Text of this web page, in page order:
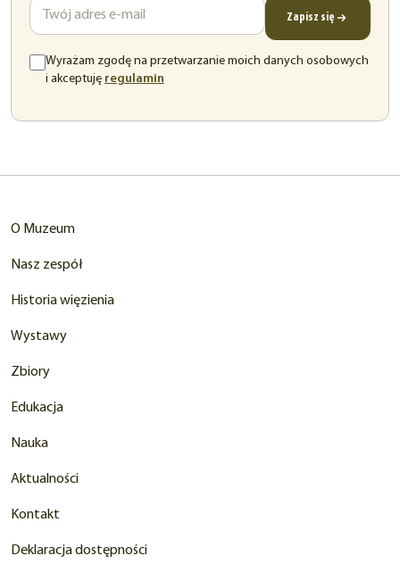
Zapisz się
Wyrażam zgodę na przetwarzanie moich danych osobowych
i akceptuję regulamin
O Muzeum
Nasz zespół
Historia więzienia
Wystawy
Zbiory
Edukacja
Nauka
Aktualności
Kontakt
Deklaracja dostępności